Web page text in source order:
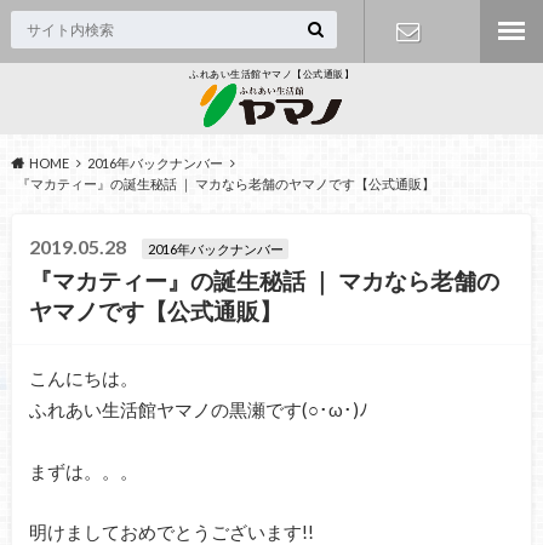
ふれあい生活館ヤマノ【公式通販】
HOME
2016年バックナンバー
『マカティー』の誕生秘話 ｜ マカなら老舗のヤマノです【公式通販】
2019.05.28 2016年バックナンバー
『マカティー』の誕生秘話 ｜ マカなら老舗の
ヤマノです【公式通販】
こんにちは。
ふれあい生活館ヤマノの黒瀬です(○･ω･)ﾉ
まずは。。。
明けましておめでとうございます!!